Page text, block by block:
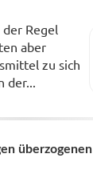
Regel
aber
zu sich
der...
überzogenen